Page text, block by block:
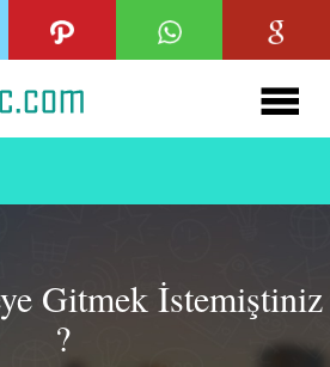
Gitmek İstemiştiniz
?